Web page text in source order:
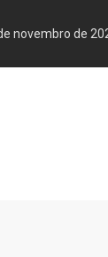
novembro de